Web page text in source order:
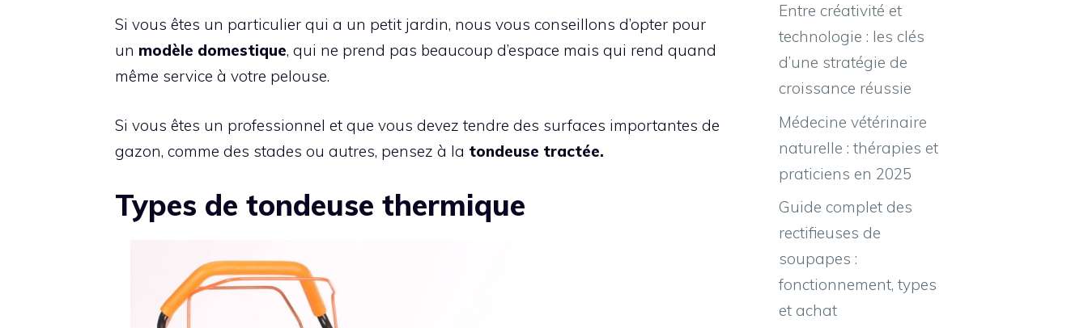
Si vous êtes un particulier qui a un petit jardin, nous vous conseillons d’opter pour
un modèle domestique, qui ne prend pas beaucoup d’espace mais qui rend quand
même service à votre pelouse.
Si vous êtes un professionnel et que vous devez tendre des surfaces importantes de
gazon, comme des stades ou autres, pensez à la tondeuse tractée.
Types de tondeuse thermique
Entre créativité et
technologie : les clés
d’une stratégie de
croissance réussie
Médecine vétérinaire
naturelle : thérapies et
praticiens en 2025
Guide complet des
rectifieuses de
soupapes :
fonctionnement, types
et achat